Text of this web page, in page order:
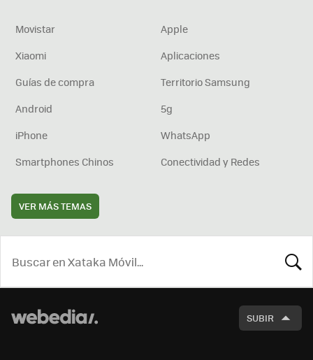
Movistar
Apple
Xiaomi
Aplicaciones
Guías de compra
Territorio Samsung
Android
5g
iPhone
WhatsApp
Smartphones Chinos
Conectividad y Redes
VER MÁS TEMAS
SUBIR